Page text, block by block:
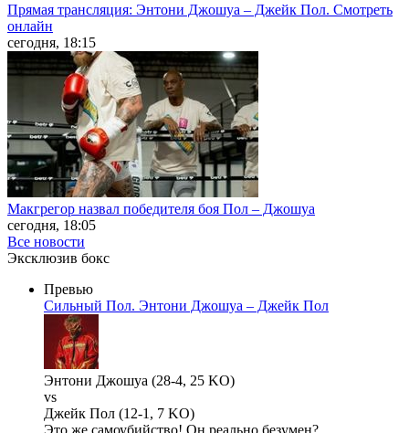
Прямая трансляция: Энтони Джошуа – Джейк Пол. Смотреть
онлайн
сегодня, 18:15
Макгрегор назвал победителя боя Пол – Джошуа
сегодня, 18:05
Все новости
Эксклюзив бокс
Превью
Сильный Пол. Энтони Джошуа – Джейк Пол
Энтони Джошуа (28-4, 25 KO)
vs
Джейк Пол (12-1, 7 KO)
Это же самоубийство! Он реально безумен?